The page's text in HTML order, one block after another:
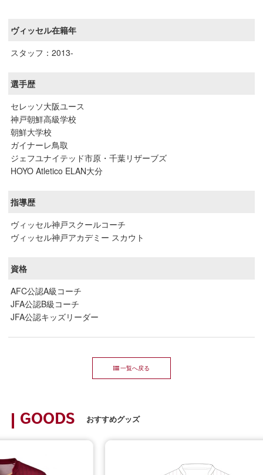
ヴィッセル在籍年
スタッフ：2013-
選手歴
セレッソ大阪ユース
神戸朝鮮高級学校
朝鮮大学校
ガイナーレ鳥取
ジェフユナイテッド市原・千葉リザーブズ
HOYO Atletico ELAN大分
指導歴
ヴィッセル神戸スクールコーチ
ヴィッセル神戸アカデミー スカウト
資格
AFC公認A級コーチ
JFA公認B級コーチ
JFA公認キッズリーダー
一覧へ戻る
GOODS おすすめグッズ